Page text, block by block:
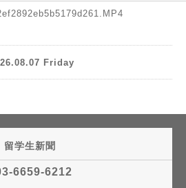
Friday
留学生新聞
6659-6212